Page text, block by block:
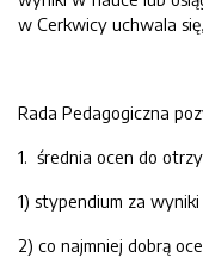
w Cerkwicy uchwala
Rada Pedagogiczna
1. średnia ocen do
1) stypendium za
2) co najmniej dobrą